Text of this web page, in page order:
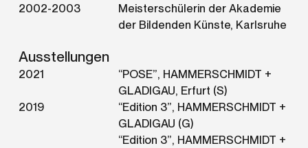
2002-2003
Meisterschülerin der Akademie
der Bildenden Künste, Karlsruhe
Ausstellungen
2021
“POSE”, HAMMERSCHMIDT +
GLADIGAU, Erfurt (S)
2019
“Edition 3”, HAMMERSCHMIDT +
GLADIGAU (G)
“Edition 3”, HAMMERSCHMIDT +